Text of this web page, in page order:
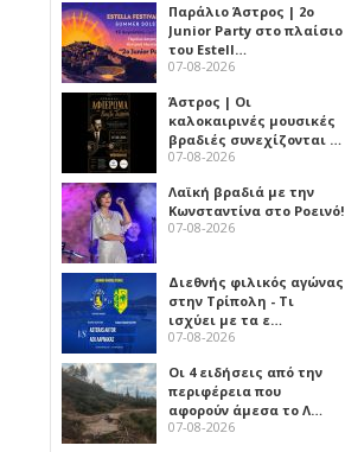
Παράλιο Άστρος | 2ο
Junior Party στο πλαίσιο
του Estell…
07-08-2026
Άστρος | Οι
καλοκαιρινές μουσικές
βραδιές συνεχίζονται …
07-08-2026
Λαϊκή βραδιά με την
Κωνσταντίνα στο Ροεινό!
07-08-2026
Διεθνής φιλικός αγώνας
στην Τρίπολη - Τι
ισχύει με τα ε…
07-08-2026
Οι 4 ειδήσεις από την
περιφέρεια που
αφορούν άμεσα το Λ…
07-08-2026